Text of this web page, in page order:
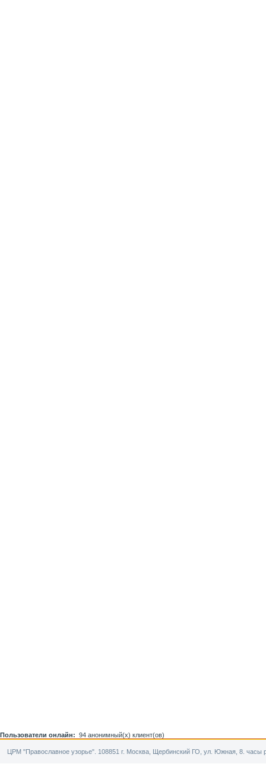
Пользователи онлайн: 94 анонимный(х) клиент(ов)
ЦРМ "Православное узорье". 108851 г. Москва, Щербинский ГО, ул. Южная, 8. часы